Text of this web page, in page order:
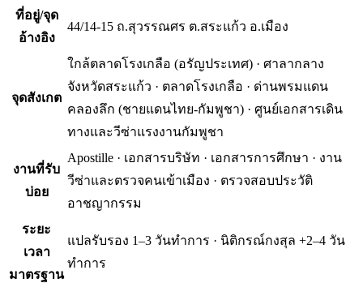
ที่อยู่/จุด
อ้างอิง
44/14-15 ถ.สุวรรณศร ต.สระแก้ว อ.เมือง
จุดสังเกต
ใกล้ตลาดโรงเกลือ (อรัญประเทศ) · ศาลากลาง
จังหวัดสระแก้ว · ตลาดโรงเกลือ · ด่านพรมแดน
คลองลึก (ชายแดนไทย-กัมพูชา) · ศูนย์เอกสารเดิน
ทางและวีซ่าแรงงานกัมพูชา
งานที่รับ
บ่อย
Apostille · เอกสารบริษัท · เอกสารการศึกษา · งาน
วีซ่าและตรวจคนเข้าเมือง · ตรวจสอบประวัติ
อาชญากรรม
ระยะ
เวลา
มาตรฐาน
แปลรับรอง 1–3 วันทำการ · นิติกรณ์กงสุล +2–4 วัน
ทำการ